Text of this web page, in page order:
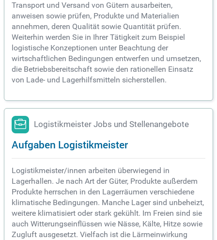
Transport und Versand von Gütern ausarbeiten,
anweisen sowie prüfen, Produkte und Materialien
annehmen, deren Qualität sowie Quantität prüfen.
Weiterhin werden Sie in Ihrer Tätigkeit zum Beispiel
logistische Konzeptionen unter Beachtung der
wirtschaftlichen Bedingungen entwerfen und umsetzen,
die Betriebsbereitschaft sowie den rationellen Einsatz
von Lade- und Lagerhilfsmitteln sicherstellen.
Logistikmeister Jobs und Stellenangebote
Aufgaben Logistikmeister
Logistikmeister/innen arbeiten überwiegend in
Lagerhallen. Je nach Art der Güter, Produkte außerdem
Produkte herrschen in den Lagerräumen verschiedene
klimatische Bedingungen. Manche Lager sind unbeheizt,
weitere klimatisiert oder stark gekühlt. Im Freien sind sie
auch Witterungseinflüssen wie Nässe, Kälte, Hitze sowie
Zugluft ausgesetzt. Vielfach ist die Lärmeinwirkung